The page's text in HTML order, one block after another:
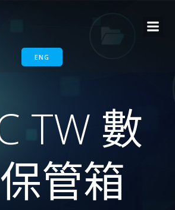
ENG
TW 數
管箱